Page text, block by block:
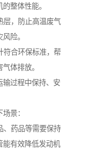
整体性能。
层，防止高温废气
险。
符合环保标准，帮
体排放。
输过程中保持、安
景：
、药品等需要保持
能有效降低发动机